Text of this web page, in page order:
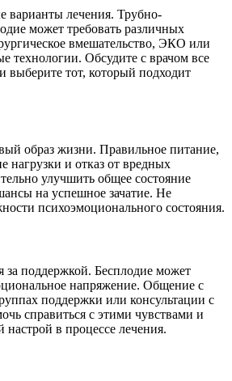
варианты лечения. Трубно-
может требовать различных
вмешательство, ЭКО или
технологии. Обсудите с врачом все
выберите тот, который подходит
образ жизни. Правильное питание,
нагрузки и отказ от вредных
улучшить общее состояние
на успешное зачатие. Не
психоэмоционального состояния.
за поддержкой. Бесплодие может
напряжение. Общение с
поддержки или консультации с
справиться с этими чувствами и
в процессе лечения.